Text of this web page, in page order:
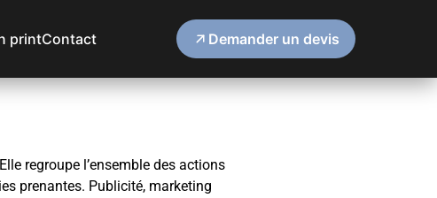
printContact Demander un devis
regroupe l’ensemble des actions
prenantes. Publicité, marketing